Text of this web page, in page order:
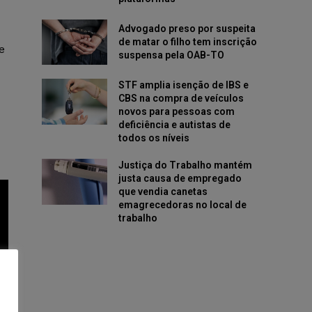
Advogado preso por suspeita
de matar o filho tem inscrição
suspensa pela OAB-TO
STF amplia isenção de IBS e
CBS na compra de veículos
novos para pessoas com
deficiência e autistas de
todos os níveis
Justiça do Trabalho mantém
justa causa de empregado
que vendia canetas
emagrecedoras no local de
trabalho